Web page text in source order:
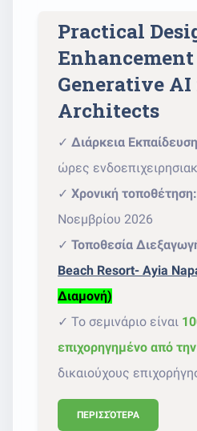
Practical
Generative
Architects
✓ Διάρκεια
ώρες
✓ Χρονική τοποθέτηση:
Νοεμβρίου 2026
✓ Τοποθεσία
Beach Resort- Ayia
Διαμονή)
✓ Το σεμινάριο είναι
επιχορηγημένο από
δικαιούχους
ΠΕΡΙΣΣΌΤΕΡΑ